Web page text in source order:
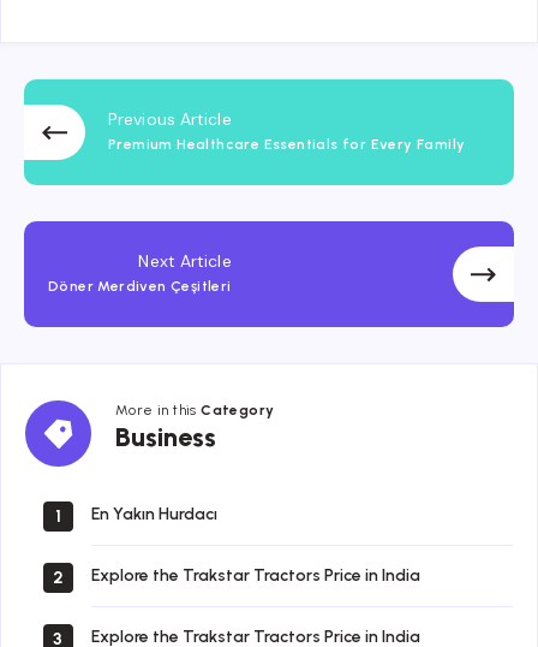
Previous Article
Premium Healthcare Essentials for Every Family
Next Article
Döner Merdiven Çeşitleri
More in thisCategory
Business
Business
1 En Yakın Hurdacı
2 Explore the Trakstar Tractors Price in India
3 Explore the Trakstar Tractors Price in India